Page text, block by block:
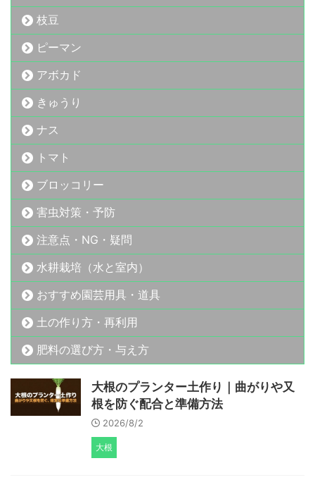
枝豆
ピーマン
アボカド
きゅうり
ナス
トマト
ブロッコリー
害虫対策・予防
注意点・NG・疑問
水耕栽培（水と室内）
おすすめ園芸用具・道具
土の作り方・再利用
肥料の選び方・与え方
大根のプランター土作り｜曲がりや又
根を防ぐ配合と準備方法
2026/8/2
大根